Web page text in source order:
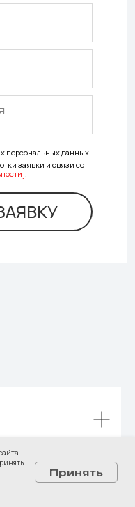
персональных данных
заявки и связи со
Принять